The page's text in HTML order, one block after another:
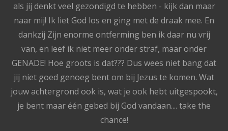
als jij denkt veel gezondigd te hebben - kijk dan maar
naar mij! Ik liet God los en ging met de draak mee. En
dankzij Zijn enorme ontferming ben ik daar nu vrij
van, en leef ik niet meer onder straf, maar onder
GENADE! Hoe groots is dat??? Dus wees niet bang dat
jij niet goed genoeg bent om bij Jezus te komen. Wat
jouw achtergrond ook is, wat je ook hebt uitgespookt,
je bent maar één gebed bij God vandaan.... take the
chance!